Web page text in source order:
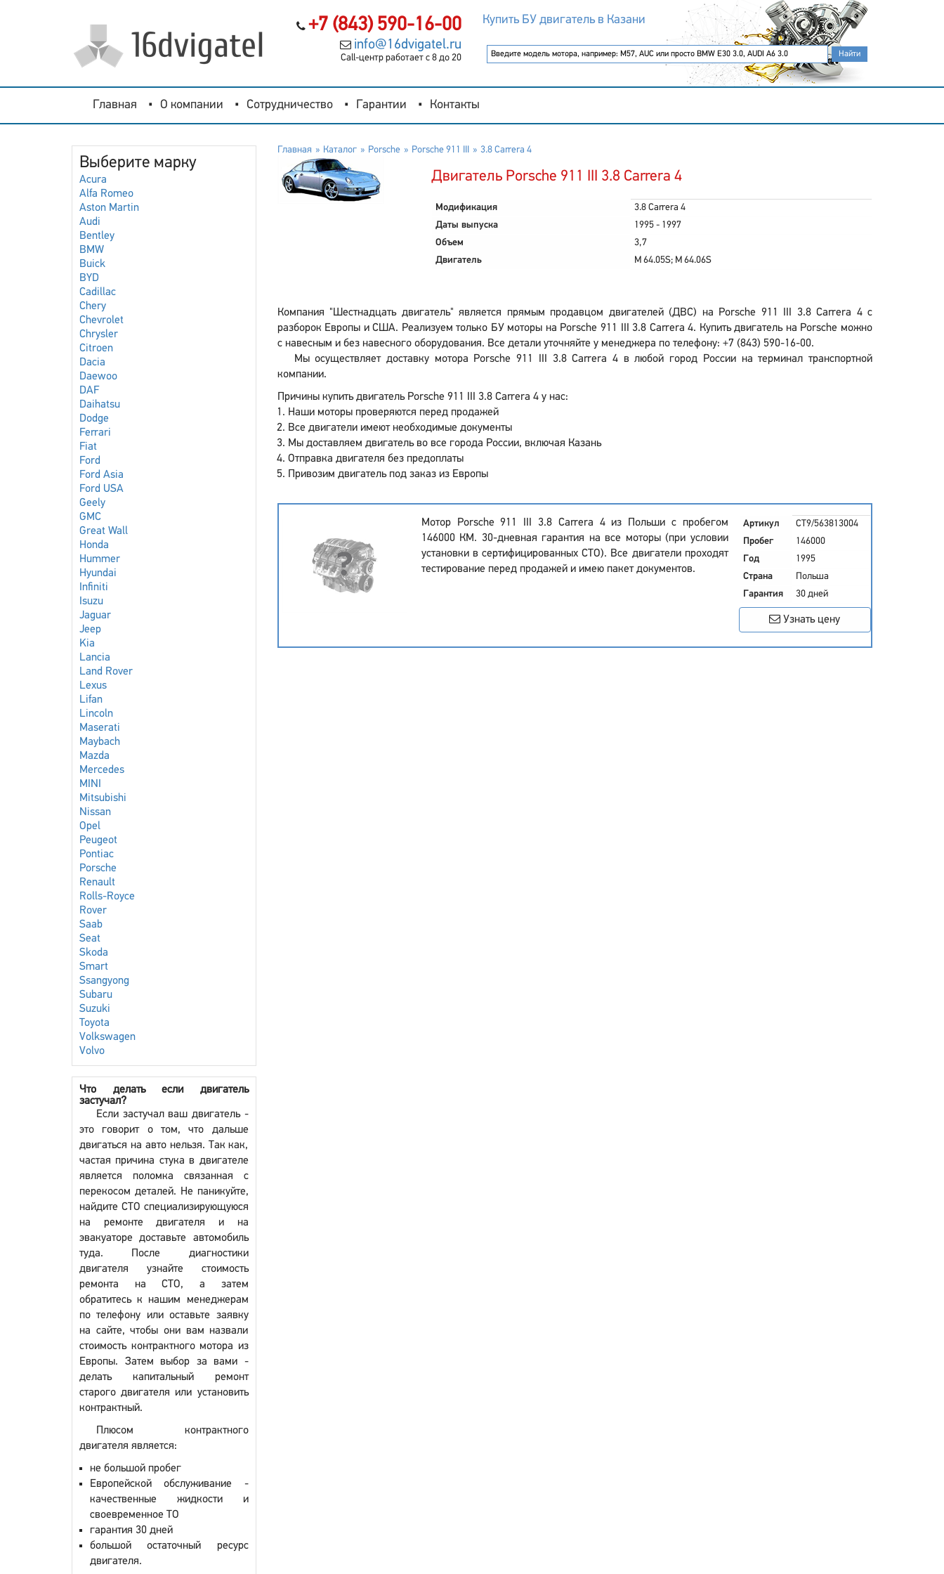
+7 (843) 590-16-00
info@16dvigatel.ru
Call-центр работает с 8 до 20
Купить БУ двигатель в Казани
Главная О компании Сотрудничество Гарантии Контакты
Выберите марку
Acura
Alfa Romeo
Aston Martin
Audi
Bentley
BMW
Buick
BYD
Cadillac
Chery
Chevrolet
Chrysler
Citroen
Dacia
Daewoo
DAF
Daihatsu
Dodge
Ferrari
Fiat
Ford
Ford Asia
Ford USA
Geely
GMC
Great Wall
Honda
Hummer
Hyundai
Infiniti
Isuzu
Jaguar
Jeep
Kia
Lancia
Land Rover
Lexus
Lifan
Lincoln
Maserati
Maybach
Mazda
Mercedes
MINI
Mitsubishi
Nissan
Opel
Peugeot
Pontiac
Porsche
Renault
Rolls-Royce
Rover
Saab
Seat
Skoda
Smart
Ssangyong
Subaru
Suzuki
Toyota
Volkswagen
Volvo
Что делать если двигатель
застучал?
Если застучал ваш двигатель -
это говорит о том, что дальше
двигаться на авто нельзя. Так как,
частая причина стука в двигателе
является поломка связанная с
перекосом деталей. Не паникуйте,
найдите СТО специализирующуюся
на ремонте двигателя и на
эвакуаторе доставьте автомобиль
туда. После диагностики
двигателя узнайте стоимость
ремонта на СТО, а затем
обратитесь к нашим менеджерам
по телефону или оставьте заявку
на сайте, чтобы они вам назвали
стоимость контрактного мотора из
Европы. Затем выбор за вами -
делать капитальный ремонт
старого двигателя или установить
контрактный.
Плюсом контрактного
двигателя является:
не большой пробег
Европейской обслуживание -
качественные жидкости и
своевременное ТО
гарантия 30 дней
большой остаточный ресурс
двигателя.
Главная Каталог Porsche Porsche 911 III 3.8 Carrera 4
Двигатель Porsche 911 III 3.8 Carrera 4
Модификация
3.8 Carrera 4
Даты выпуска
1995 - 1997
Объем
3,7
Двигатель
M 64.05S; M 64.06S
Компания "Шестнадцать двигатель" является прямым продавцом двигателей (ДВС) на Porsche 911 III 3.8 Carrera 4 с
разборок Европы и США. Реализуем только БУ моторы на Porsche 911 III 3.8 Carrera 4. Купить двигатель на Porsche можно
с навесным и без навесного оборудования. Все детали уточняйте у менеджера по телефону: +7 (843) 590-16-00.
Мы осуществляет доставку мотора Porsche 911 III 3.8 Carrera 4 в любой город России на терминал транспортной
компании.
Причины купить двигатель Porsche 911 III 3.8 Carrera 4 у нас:
Наши моторы проверяются перед продажей
Все двигатели имеют необходимые документы
Мы доставляем двигатель во все города России, включая Казань
Отправка двигателя без предоплаты
Привозим двигатель под заказ из Европы
Мотор Porsche 911 III 3.8 Carrera 4 из Польши с пробегом
146000 КМ. 30-дневная гарантия на все моторы (при условии
установки в сертифицированных СТО). Все двигатели проходят
тестирование перед продажей и имею пакет документов.
Артикул
CT9/563813004
Пробег
146000
Год
1995
Страна
Польша
Гарантия
30 дней
Узнать цену